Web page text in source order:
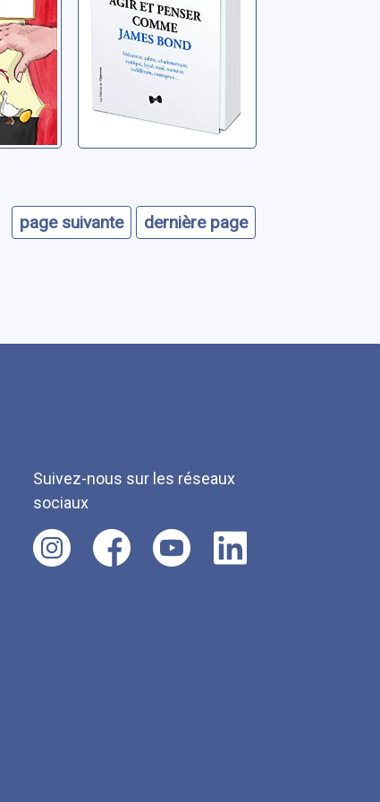
page suivante dernière page
Suivez-nous sur les réseaux
sociaux